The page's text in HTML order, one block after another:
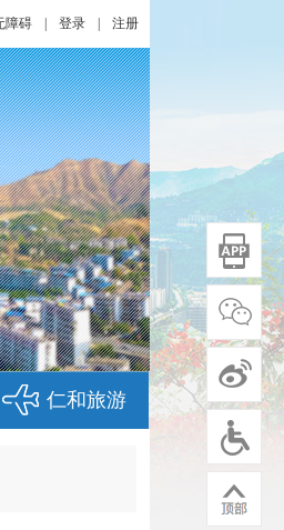
障碍 登录 注册
仁和旅游